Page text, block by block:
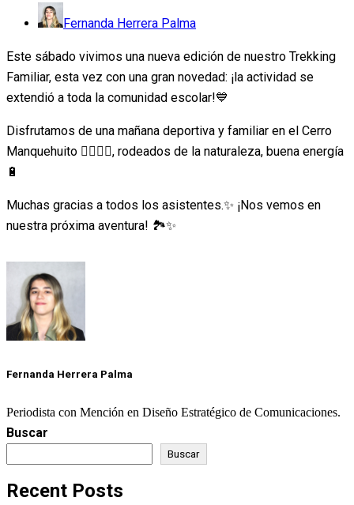
Fernanda Herrera Palma
Este sábado vivimos una nueva edición de nuestro Trekking
Familiar, esta vez con una gran novedad: ¡la actividad se
extendió a toda la comunidad escolar!💙
Disfrutamos de una mañana deportiva y familiar en el Cerro
Manquehuito 🏃‍♀️🏃‍♂️, rodeados de la naturaleza, buena energía
🔋
Muchas gracias a todos los asistentes.✨ ¡Nos vemos en
nuestra próxima aventura! 🏞️✨
Fernanda Herrera Palma
Periodista con Mención en Diseño Estratégico de Comunicaciones.
Buscar
Buscar
Recent Posts